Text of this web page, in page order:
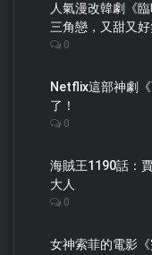
人氣漫改韓劇《
三角戀，又甜又
0
Netflix這部神劇
了！
0
海賊王1190話：
大人
0
女神索菲的電影